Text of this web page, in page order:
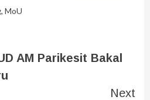
, MoU
AM Parikesit Bakal
Next